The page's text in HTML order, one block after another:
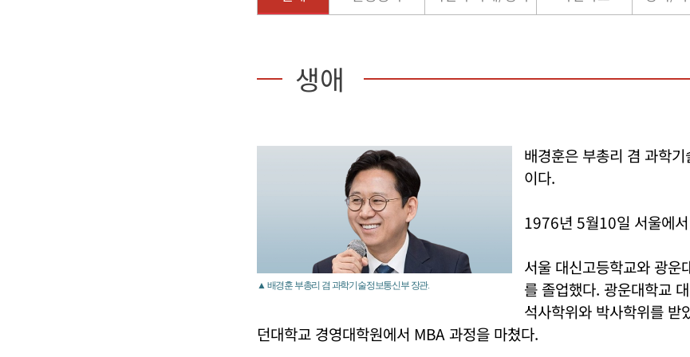
생애
▲ 배경훈 부총리 겸 과학기술정보통신부 장관.
배경훈은 부총리 겸 과학
이다.
1976년 5월10일 서울에
서울 대신고등학교와 광운
를 졸업했다. 광운대학교
석사학위와 박사학위를 받
던대학교 경영대학원에서 MBA 과정을 마쳤다.